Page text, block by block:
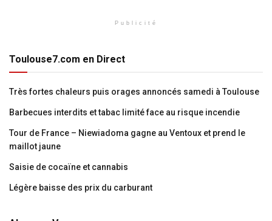
Publicité
Toulouse7.com en Direct
Très fortes chaleurs puis orages annoncés samedi à Toulouse
Barbecues interdits et tabac limité face au risque incendie
Tour de France – Niewiadoma gagne au Ventoux et prend le
maillot jaune
Saisie de cocaïne et cannabis
Légère baisse des prix du carburant